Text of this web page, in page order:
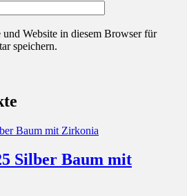
Website in diesem Browser für
speichern.
Silber Baum mit